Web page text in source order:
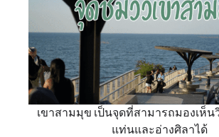
เขาสามมุข เป็นจุดที่สามารถมองเห็น
แท่นและอ่างศิลาได้